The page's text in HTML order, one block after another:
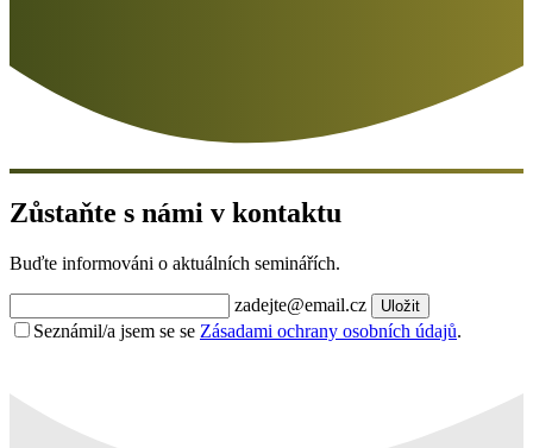
Zůstaňte s námi v kontaktu
Buďte informováni o aktuálních seminářích.
zadejte@email.cz Uložit
Seznámil/a jsem se se Zásadami ochrany osobních údajů.